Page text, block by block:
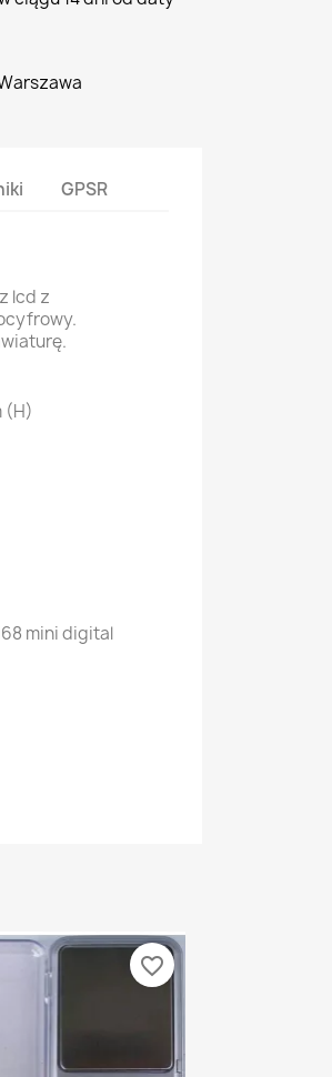
GPSR
lcd z
(H)
mini digital
favorite_border